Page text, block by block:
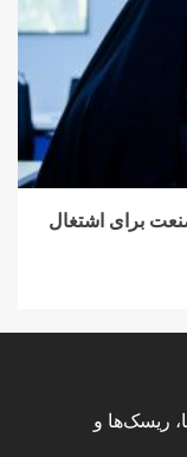
برای اشتغال
ریسک‌ها و